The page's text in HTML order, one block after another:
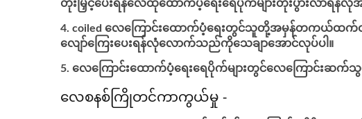
တိုးမြှင့်ပေးရန်လေထုထောက်ပံ့ရေးရေပိုက်များတိုးပွားလာရန်
coiled လေကြောင်းထောက်ပံ့ရေးတွင်သူတို့အမှန်တကယ်ထက်တို
လျော်ကြေးပေးရန်လုံလောက်သည်ကိုသေချာအောင်လုပ်ပါ။
လေကြောင်းထောက်ပံ့ရေးရေပိုက်များတွင်လေကြောင်းဆက်သွ
လေစနစ်ကြိုတင်ကာကွယ်မှု -